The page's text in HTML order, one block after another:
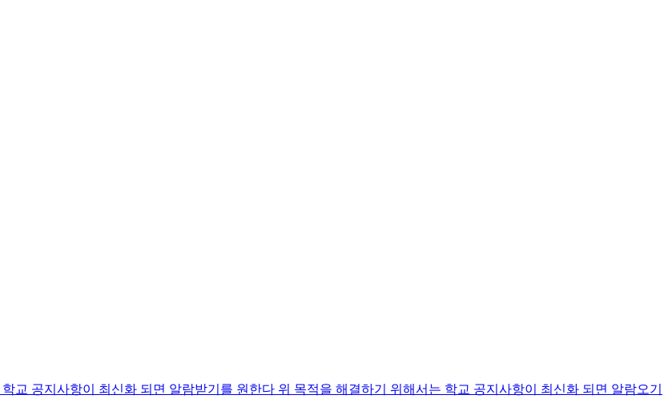
교 공지사항이 최신화 되면 알람받기를 원한다 위 목적을 해결하기 위해서는 학교 공지사항이 최신화 되면 알람오기